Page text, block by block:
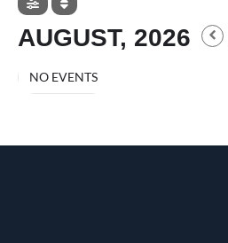
AUGUST, 2026
NO EVENTS